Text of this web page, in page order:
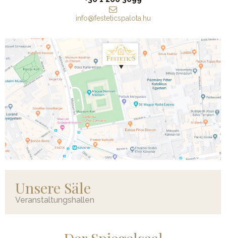
info@festeticspalota.hu
Unsere Säle
Veranstaltungshallen